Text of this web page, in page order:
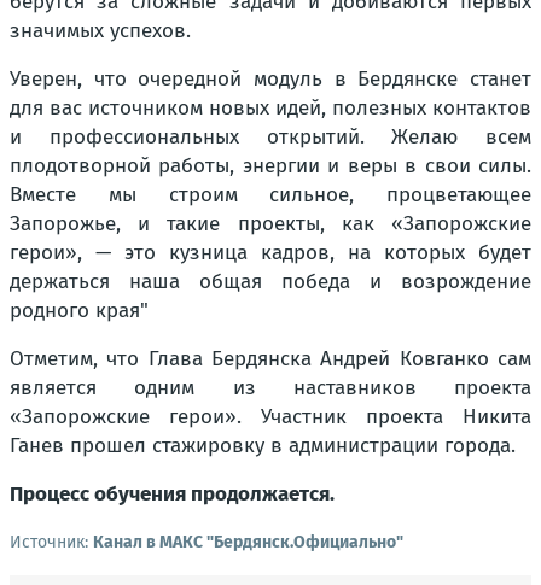
значимых успехов.
Уверен, что очередной модуль в Бердянске станет
для вас источником новых идей, полезных контактов
и профессиональных открытий. Желаю всем
плодотворной работы, энергии и веры в свои силы.
Вместе мы строим сильное, процветающее
Запорожье, и такие проекты, как «Запорожские
герои», — это кузница кадров, на которых будет
держаться наша общая победа и возрождение
родного края"
Отметим, что Глава Бердянска Андрей Ковганко сам
является одним из наставников проекта
«Запорожские герои». Участник проекта Никита
Ганев прошел стажировку в администрации города.
Процесс обучения продолжается.
Источник: Канал в МАКС "Бердянск.Официально"